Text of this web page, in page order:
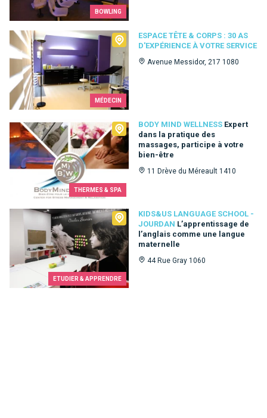
BOWLING
MÉDECIN
ESPACE TÊTE & CORPS : 30 AS
D'EXPÉRIENCE À VOTRE SERVICE
Avenue Messidor, 217 1080
Espace Tête & Corps : 30 as d'expérience à votre service
THERMES & SPA
BODY MIND WELLNESS Expert
dans la pratique des
massages, participe à votre
bien-être
11 Drève du Méreault 1410
Body Mind Wellness
ETUDIER & APPRENDRE
KIDS&US LANGUAGE SCHOOL -
JOURDAN L’apprentissage de
l’anglais comme une langue
maternelle
44 Rue Gray 1060
Kids&Us language school - Jourdan